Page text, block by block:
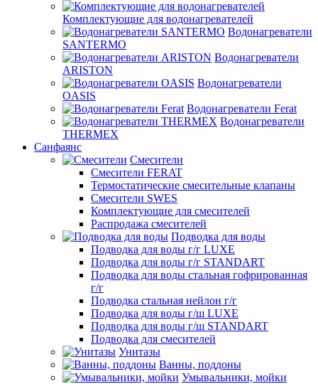
Комплектующие для водонагревателей
Водонагреватели
SANTERMO
Водонагреватели
ARISTON
Водонагреватели
OASIS
Водонагреватели Ferat
Водонагреватели
THERMEX
Санфаянс
Смесители
Смесители FERAT
Термостатические смесительные клапаны
Смесители SWES
Комплектующие для смесителей
Распродажа смесителей
Подводка для воды
Подводка для воды г/г LUXE
Подводка для воды г/г STANDART
Подводка для воды стальная гофрированная
г/г
Подводка стальная нейлон г/г
Подводка для воды г/ш LUXE
Подводка для воды г/ш STANDART
Подводка для смесителей
Унитазы
Ванны, поддоны
Умывальники, мойки